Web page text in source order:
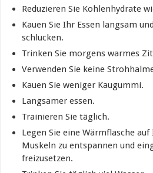
Reduzieren Sie Kohlenhydrate
Kauen Sie Ihr Essen langsam
schlucken.
Trinken Sie morgens warmes
Verwenden Sie keine
Kauen Sie weniger Kaugummi.
Langsamer essen.
Trainieren Sie täglich.
Legen Sie eine Wärmflasche
Muskeln zu entspannen und
freizusetzen.